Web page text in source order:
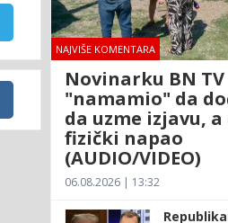
NAJVIŠE KOMENTARA
Novinarku BN TV
"namamio" da
da uzme izjavu,
fizički napao
(AUDIO/VIDEO)
06.08.2026 | 13:32